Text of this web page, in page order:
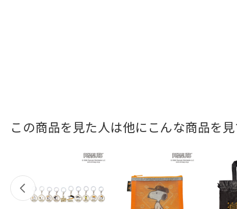
この商品を見た人は他にこんな商品を見